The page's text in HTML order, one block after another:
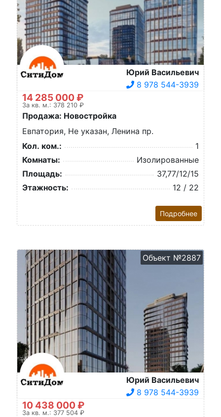
Юрий Васильевич
8 978 544-3939
14 285 000 ₽
За кв. м.: 378 210 ₽
Продажа: Новостройка
Евпатория, Не указан, Ленина пр.
Кол. ком.:
1
Комнаты:
Изолированные
Площадь:
37,77/12/15
Этажность:
12 / 22
Подробнее
Объект №2887
Юрий Васильевич
8 978 544-3939
10 438 000 ₽
За кв. м.: 377 504 ₽